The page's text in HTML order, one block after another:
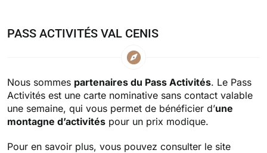
PASS ACTIVITÉS VAL CENIS
Nous sommes partenaires du Pass Activités. Le Pass
Activités est une carte nominative sans contact valable
une semaine, qui vous permet de bénéficier d’une
montagne d’activitéspour un prix modique.
Pour en savoir plus, vous pouvez consulter le site